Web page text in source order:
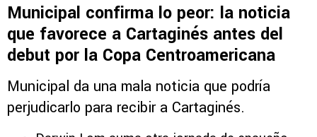
Municipal confirma lo peor: la noticia
que favorece a Cartaginés antes del
debut por la Copa Centroamericana
Municipal da una mala noticia que podría
perjudicarlo para recibir a Cartaginés.